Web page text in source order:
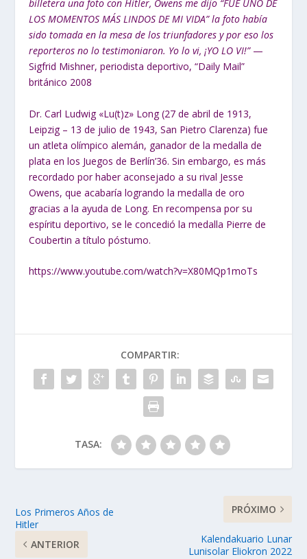
billetera una foto con Hitler, Owens me dijo “FUE UNO DE
LOS MOMENTOS MÁS LINDOS DE MI VIDA” la foto había
sido tomada en la mesa de los triunfadores y por eso los
reporteros no lo testimoniaron. Yo lo vi, ¡YO LO VI!” —
Sigfrid Mishner, periodista deportivo, “Daily Mail”
británico 2008
Dr. Carl Ludwig «Lu(t)z» Long (27 de abril de 1913,
Leipzig – 13 de julio de 1943, San Pietro Clarenza) fue
un atleta olímpico alemán, ganador de la medalla de
plata en los Juegos de Berlín’36. Sin embargo, es más
recordado por haber aconsejado a su rival Jesse
Owens, que acabaría logrando la medalla de oro
gracias a la ayuda de Long. En recompensa por su
espíritu deportivo, se le concedió la medalla Pierre de
Coubertin a título póstumo.
https://www.youtube.com/watch?v=X80MQp1moTs
COMPARTIR:
TASA:
Los Primeros Años de
Hitler
ANTERIOR
PRÓXIMO
Kalendakuario Lunar
Lunisolar Eliokron 2022